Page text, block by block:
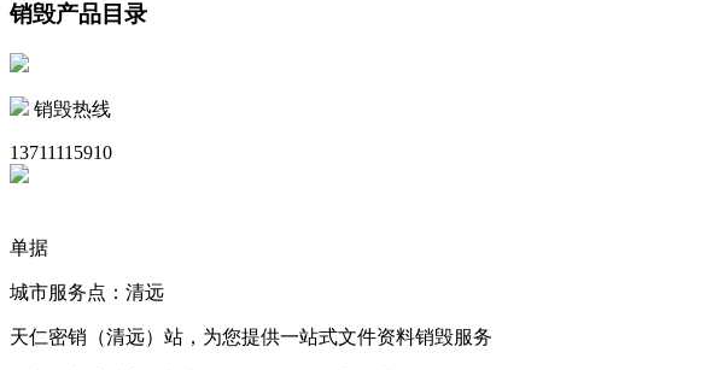
销毁产品目录
销毁热线
13711115910
单据
城市服务点：清远
天仁密销（清远）站，为您提供一站式文件资料销毁服务